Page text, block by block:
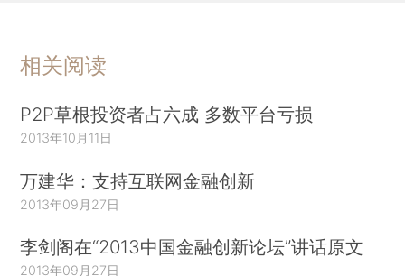
相关阅读
P2P草根投资者占六成 多数平台亏损
2013年10月11日
万建华：支持互联网金融创新
2013年09月27日
李剑阁在“2013中国金融创新论坛”讲话原文
2013年09月27日